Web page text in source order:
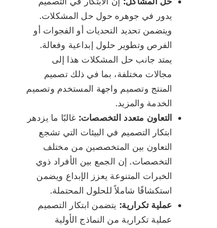
يدور في جوهره حول حل المشكلات.
ويتضمن تحديد التحديات أو الفجوات أو
الفرص وتطوير حلول إبداعية وفعالة.
يمتد جانب حل المشكلات هذا إلى
مجالات مختلفة، بما في ذلك تصميم
المنتج وتصميم واجهة المستخدم وتصميم
الخدمة والمزيد.
التعاون متعدد التخصصات: غالبًا ما يزدهر
ابتكار التصميم في البيئات التي تشجع
التعاون بين المتخصصين من مختلف
التخصصات. إن الجمع بين الأفراد ذوي
الخبرات المتنوعة يعزز الإبداع ويضمن
استكشافًا شاملاً للحلول المحتملة.
عملية تكرارية: يتضمن ابتكار التصميم
عملية تكرارية من النماذج الأولية